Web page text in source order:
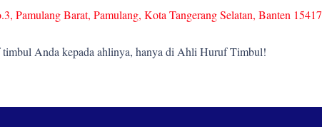
Pamulang Barat, Pamulang, Kota Tangerang Selatan, Banten 15417
timbul Anda kepada ahlinya, hanya di Ahli Huruf Timbul!